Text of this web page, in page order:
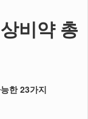
비약 총
한 23가지